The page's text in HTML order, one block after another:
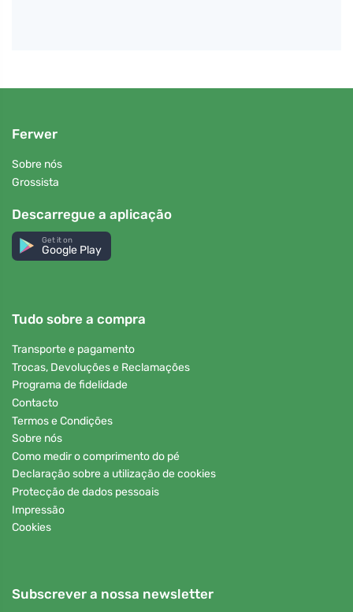
Ferwer
Sobre nós
Grossista
Descarregue a aplicação
Get it on
Google Play
Tudo sobre a compra
Transporte e pagamento
Trocas, Devoluções e Reclamações
Programa de fidelidade
Contacto
Termos e Condições
Sobre nós
Como medir o comprimento do pé
Declaração sobre a utilização de cookies
Protecção de dados pessoais
Impressão
Cookies
Subscrever a nossa newsletter